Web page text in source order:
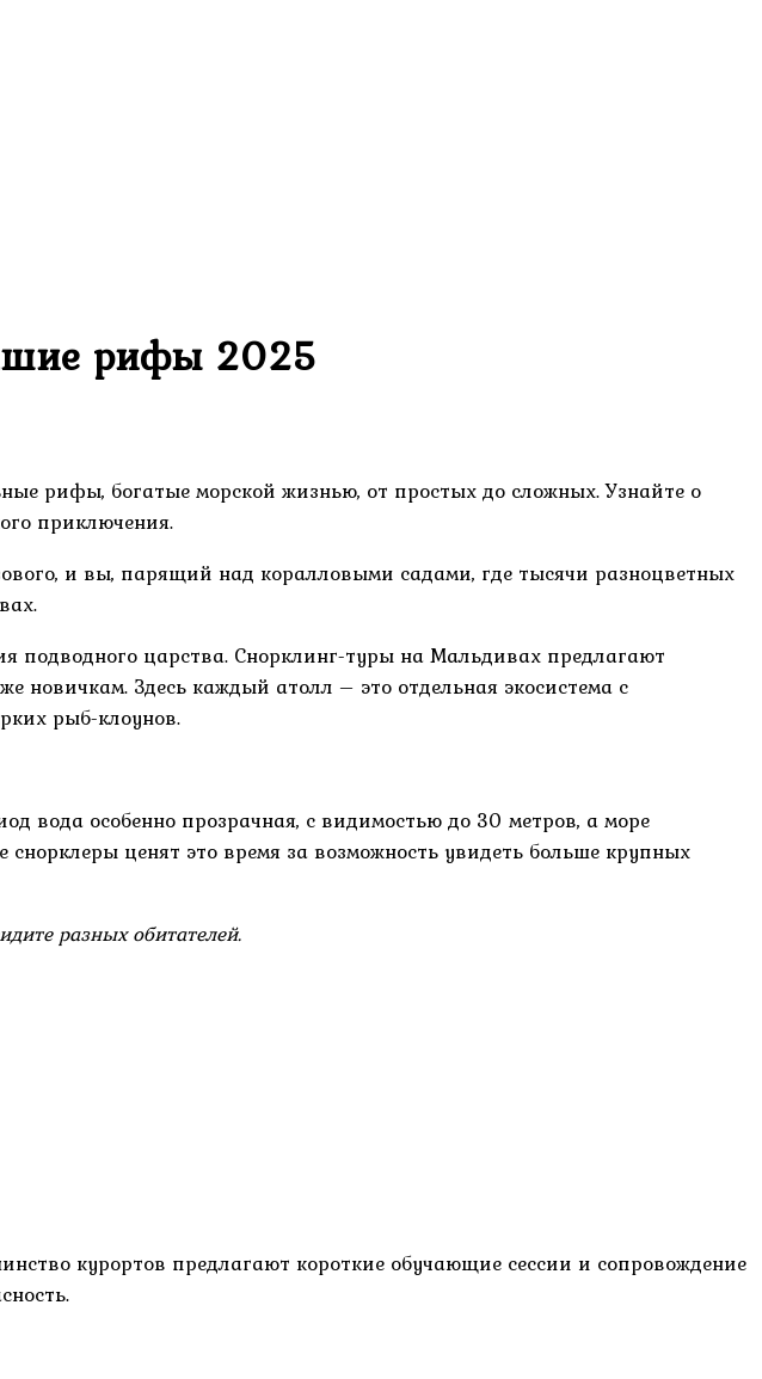
рифы 2025
рифы, богатые морской жизнью, от простых до сложных. Узнайте о
приключения.
и вы, парящий над коралловыми садами, где тысячи разноцветных
подводного царства. Снорклинг-туры на Мальдивах предлагают
Здесь каждый атолл – это отдельная экосистема с
рыб-клоунов.
вода особенно прозрачная, с видимостью до 30 метров, а море
ценят это время за возможность увидеть больше крупных
разных обитателей.
курортов предлагают короткие обучающие сессии и сопровождение